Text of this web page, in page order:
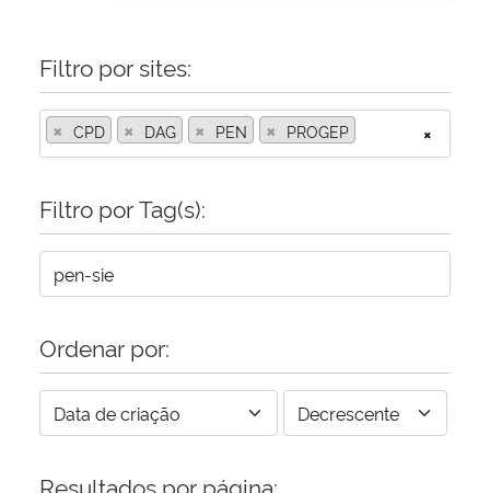
Filtro por sites:
×
× CPD × DAG × PEN × PROGEP
Filtro por Tag(s):
Ordenar por:
Resultados por página: